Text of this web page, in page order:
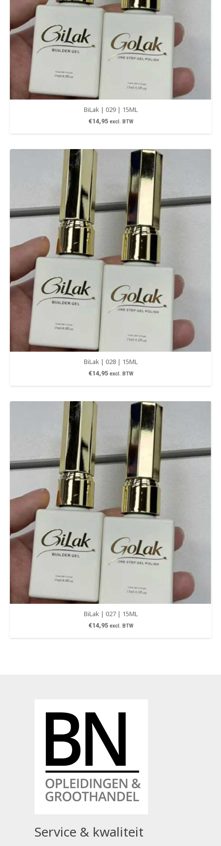
BiLak | 029 | 15ML
€14,95 excl. BTW
BiLak | 028 | 15ML
€14,95 excl. BTW
BiLak | 027 | 15ML
€14,95 excl. BTW
Service & kwaliteit